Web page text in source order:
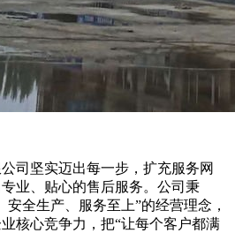
司坚实迈出每一步，扩充服务网
业、贴心的售后服务。公司秉
全生产、服务至上”的经营理念，
核心竞争力，把“让每个客户都满